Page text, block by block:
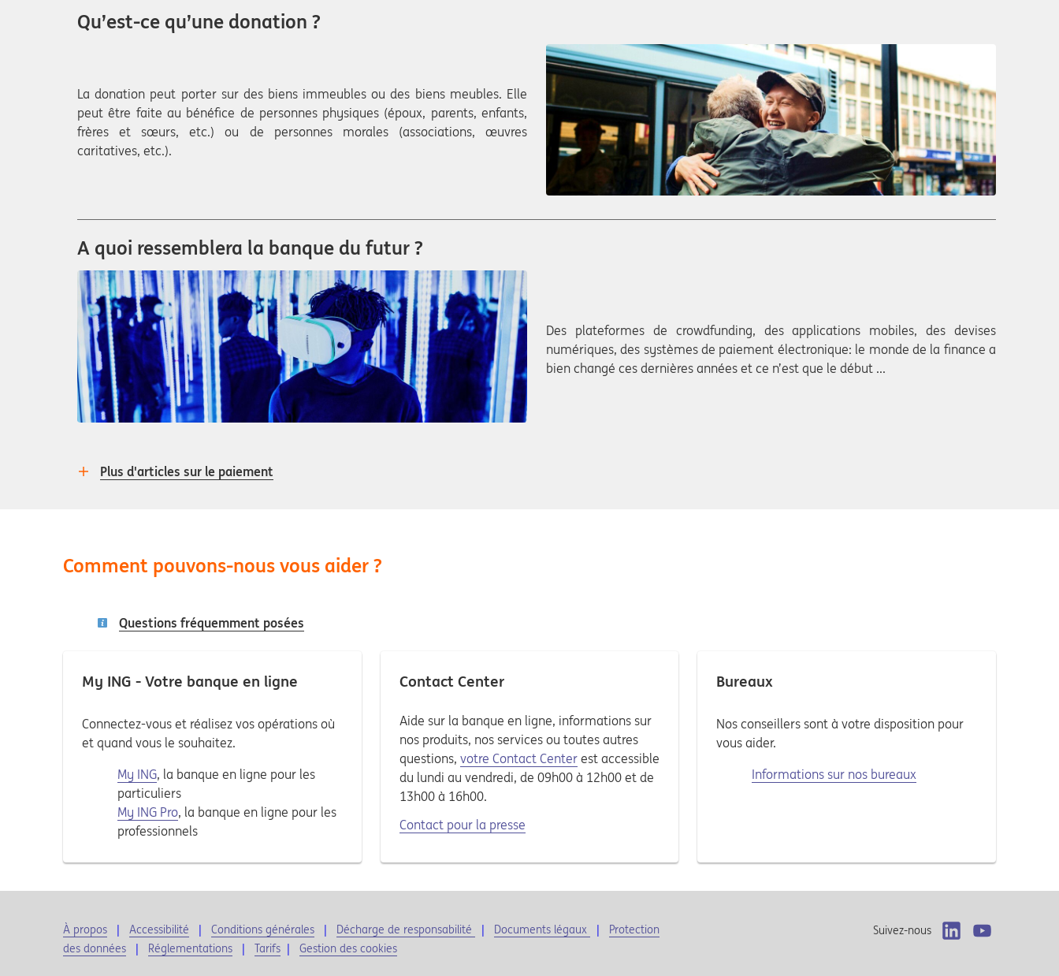
Qu’est-ce qu’une donation ?
La donation peut porter sur des biens immeubles ou des biens meubles. Elle
peut être faite au bénéfice de personnes physiques (époux, parents, enfants,
frères et sœurs, etc.) ou de personnes morales (associations, œuvres
caritatives, etc.).
A quoi ressemblera la banque du futur ?
Des plateformes de crowdfunding, des applications mobiles, des devises
numériques, des systèmes de paiement électronique: le monde de la finance a
bien changé ces dernières années et ce n’est que le début ...
Plus d'articles sur le paiement
Comment pouvons-nous vous aider ?
Questions fréquemment posées
My ING - Votre banque en ligne
Connectez-vous et réalisez vos opérations où
et quand vous le souhaitez.
My ING, la banque en ligne pour les
particuliers
My ING Pro, la banque en ligne pour les
professionnels
Contact Center
Aide sur la banque en ligne, informations sur
nos produits, nos services ou toutes autres
questions, votre Contact Centerest accessible
du lundi au vendredi, de 09h00 à 12h00 et de
13h00 à 16h00.
Contact pour la presse
Bureaux
Nos conseillers sont à votre disposition pour
vous aider.
Informations sur nos bureaux
À propos Accessibilité Conditions générales Décharge de responsabilité Documents légaux
Protection
des données
Réglementations Tarifs Gestion des cookies
Suivez-nous